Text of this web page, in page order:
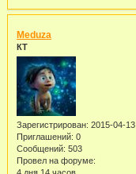
Meduza
КТ
Зарегистрирован: 2015-04-13
Приглашений: 0
Сообщений: 503
Провел на форуме: